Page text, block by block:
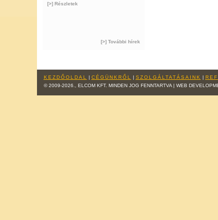
[>] Részletek
[>] További hírek
KEZDŐOLDAL | CÉGÜNKRŐL | SZOLGÁLTATÁSAINK |
© 2009-2026., ELCOM KFT. MINDEN JOG FENNTARTVA | WEB